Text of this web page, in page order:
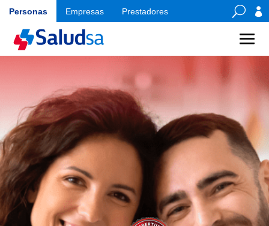
Personas Empresas Prestadores U 